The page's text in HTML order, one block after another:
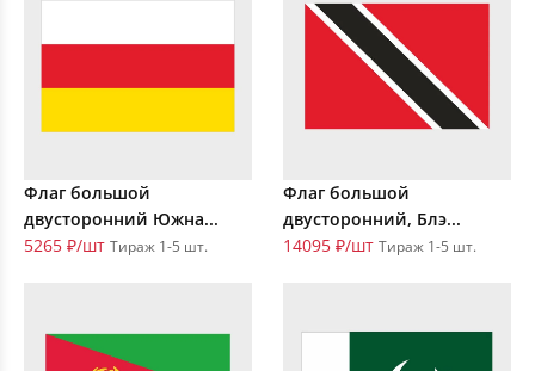
Флаг большой
двусторонний Южна...
5265 ₽/шт Тираж 1-5 шт.
Флаг большой
двусторонний, Блэ...
14095 ₽/шт Тираж 1-5 шт.